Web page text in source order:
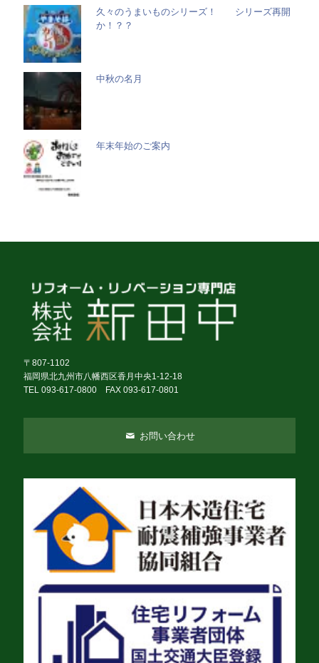
久々のうまいものシリーズ！ シリーズ再開
か！？？
中秋の名月
年末年始のご案内
〒807-1102
福岡県北九州市八幡西区香月中央1-12-18
TEL 093-617-0800 FAX 093-617-0801
お問い合わせ